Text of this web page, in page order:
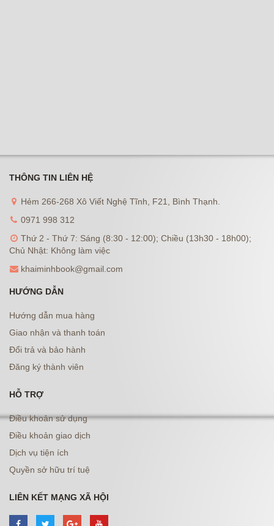
THÔNG TIN LIÊN HỆ
Hẻm 266-268 Xô Viết Nghệ Tĩnh, F21, Bình Thạnh.
0971 998 312
Thứ 2 - Thứ 7: Sáng (8:30 - 12:00); Chiều (13h30 - 18h00);
Chủ Nhật: Không làm việc
khaiminhbook@gmail.com
HƯỚNG DẪN
Hướng dẫn mua hàng
Giao nhận và thanh toán
Đổi trả và bảo hành
Đăng ký thành viên
HỖ TRỢ
Điều khoản sử dụng
Điều khoản giao dịch
Dịch vụ tiện ích
Quyền sở hữu trí tuệ
LIÊN KẾT MẠNG XÃ HỘI